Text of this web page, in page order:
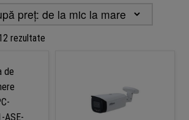
rezultateSortat